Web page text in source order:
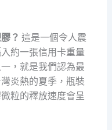
？ 這是一個令人震
約一張信用卡重量
，就是我們認為最
炎熱的夏季，瓶裝
粒的釋放速度會呈